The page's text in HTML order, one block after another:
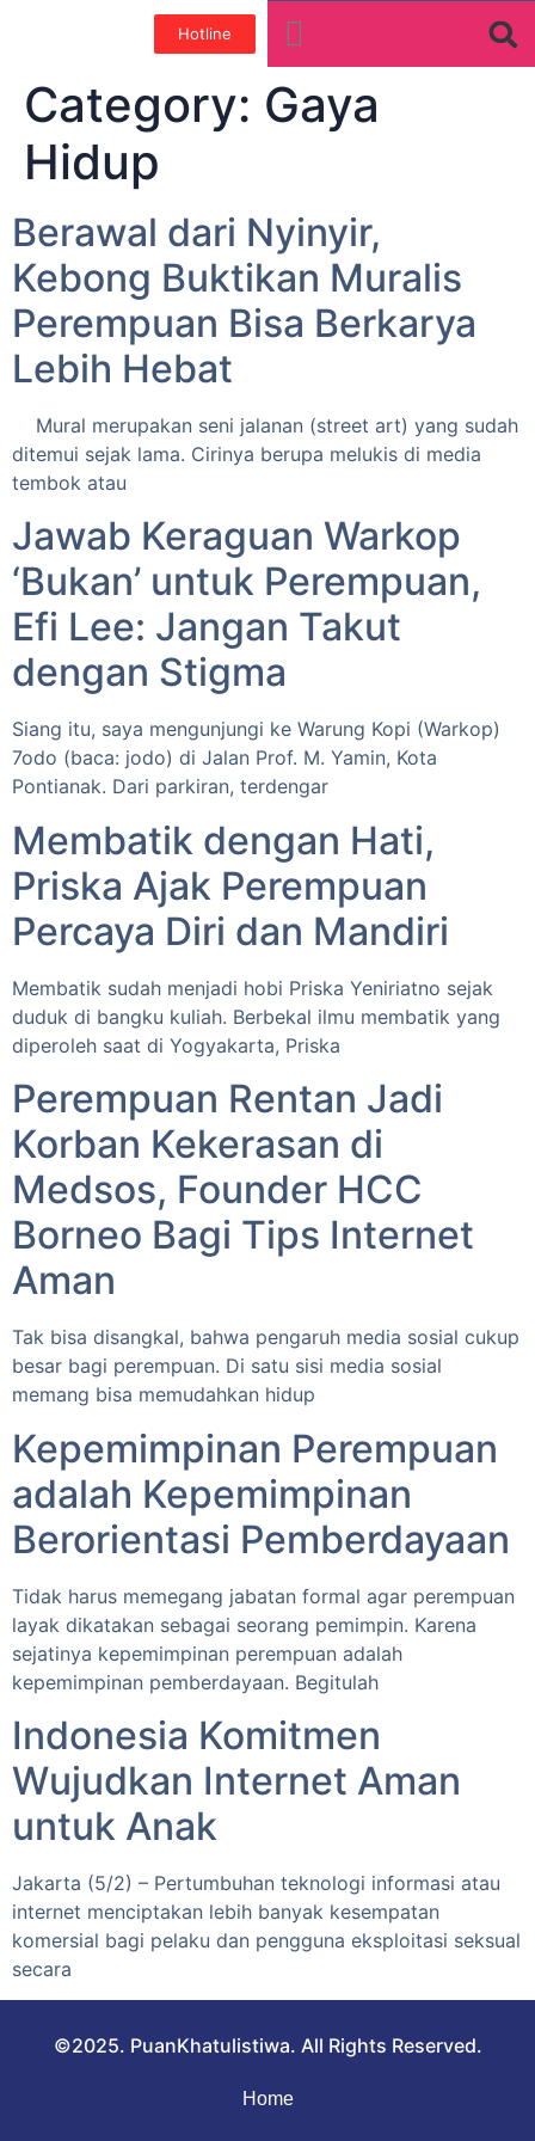
Hotline
Category: Gaya
Hidup
Berawal dari Nyinyir,
Kebong Buktikan Muralis
Perempuan Bisa Berkarya
Lebih Hebat
Mural merupakan seni jalanan (street art) yang sudah
ditemui sejak lama. Cirinya berupa melukis di media
tembok atau
Jawab Keraguan Warkop
‘Bukan’ untuk Perempuan,
Efi Lee: Jangan Takut
dengan Stigma
Siang itu, saya mengunjungi ke Warung Kopi (Warkop)
7odo (baca: jodo) di Jalan Prof. M. Yamin, Kota
Pontianak. Dari parkiran, terdengar
Membatik dengan Hati,
Priska Ajak Perempuan
Percaya Diri dan Mandiri
Membatik sudah menjadi hobi Priska Yeniriatno sejak
duduk di bangku kuliah. Berbekal ilmu membatik yang
diperoleh saat di Yogyakarta, Priska
Perempuan Rentan Jadi
Korban Kekerasan di
Medsos, Founder HCC
Borneo Bagi Tips Internet
Aman
Tak bisa disangkal, bahwa pengaruh media sosial cukup
besar bagi perempuan. Di satu sisi media sosial
memang bisa memudahkan hidup
Kepemimpinan Perempuan
adalah Kepemimpinan
Berorientasi Pemberdayaan
Tidak harus memegang jabatan formal agar perempuan
layak dikatakan sebagai seorang pemimpin. Karena
sejatinya kepemimpinan perempuan adalah
kepemimpinan pemberdayaan. Begitulah
Indonesia Komitmen
Wujudkan Internet Aman
untuk Anak
Jakarta (5/2) – Pertumbuhan teknologi informasi atau
internet menciptakan lebih banyak kesempatan
komersial bagi pelaku dan pengguna eksploitasi seksual
secara
©2025. PuanKhatulistiwa. All Rights Reserved.
Home